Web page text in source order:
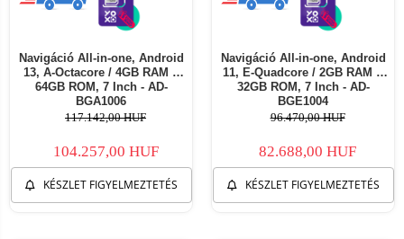
Navigáció All-in-one, Android
13, A-Octacore / 4GB RAM +
64GB ROM, 7 Inch - AD-
BGA1006
117.142,00 HUF
104.257,00 HUF
KÉSZLET FIGYELMEZTETÉS
Navigáció All-in-one, Android
11, E-Quadcore / 2GB RAM +
32GB ROM, 7 Inch - AD-
BGE1004
96.470,00 HUF
82.688,00 HUF
KÉSZLET FIGYELMEZTETÉS